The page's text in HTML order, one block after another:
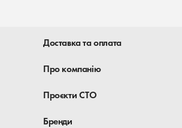
Доставка та оплата
Про компанію
Проєкти СТО
Бренди